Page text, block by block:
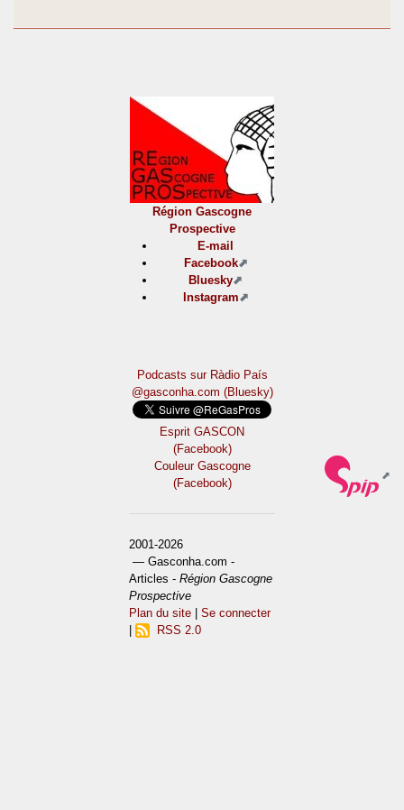
Région Gascogne
Prospective
E-mail
Facebook
Bluesky
Instagram
Podcasts sur Ràdio País
@gasconha.com (Bluesky)
Esprit GASCON
(Facebook)
Couleur Gascogne
(Facebook)
2001-2026
— Gasconha.com -
Articles -Région Gascogne
Prospective
Plan du site |Se connecter
RSS 2.0